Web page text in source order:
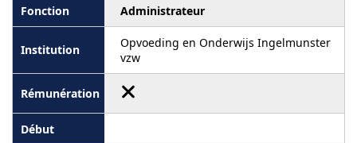
Administrateur
Opvoeding en Onderwijs Ingelmunster
vzw